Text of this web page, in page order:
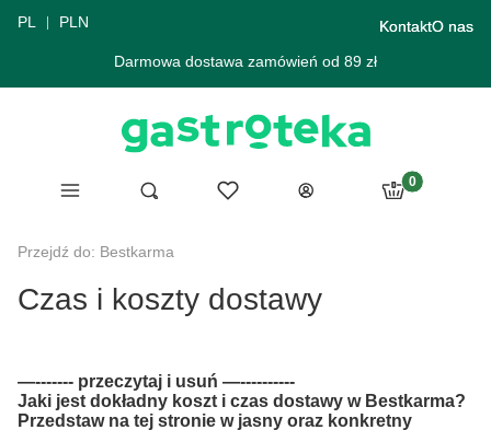
PL PLN KontaktO nas
Darmowa dostawa zamówień od 89 zł
Menu Otwórz wyszukiwarkę
Szukaj Ulubione
Zaloguj się
Produkty w
Koszyk
Przejdź do: Bestkarma
Czas i koszty dostawy
—------- przeczytaj i usuń —----------
Jaki jest dokładny koszt i czas dostawy w Bestkarma?
Przedstaw na tej stronie w jasny oraz konkretny